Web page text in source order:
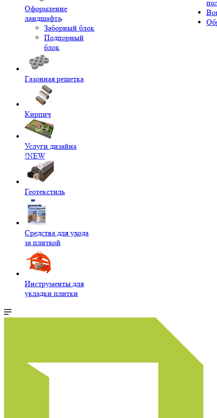
Оформление
ландшафта
Заборный блок
Подпорный
блок
Газонная решетка
Кирпич
Услуги дизайна
!NEW
Геотекстиль
Средства для ухода
за плиткой
Инструменты для
укладки плитки